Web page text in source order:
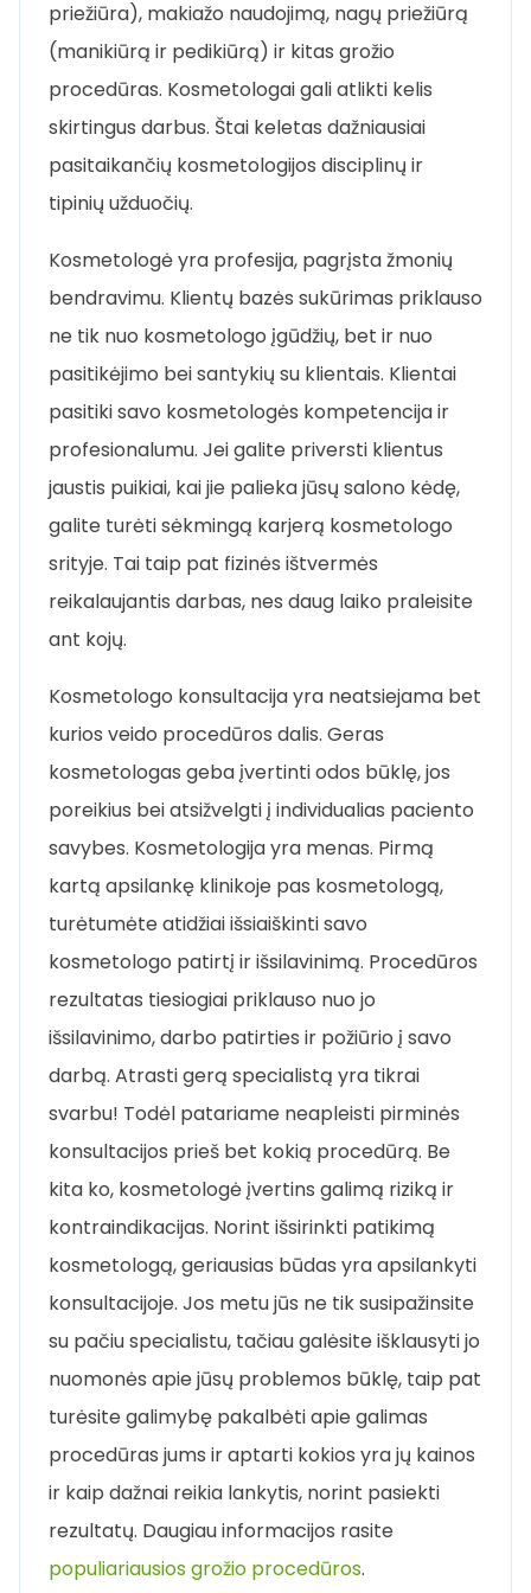
priežiūra), makiažo naudojimą, nagų priežiūrą
(manikiūrą ir pedikiūrą) ir kitas grožio
procedūras. Kosmetologai gali atlikti kelis
skirtingus darbus. Štai keletas dažniausiai
pasitaikančių kosmetologijos disciplinų ir
tipinių užduočių.
Kosmetologė yra profesija, pagrįsta žmonių
bendravimu. Klientų bazės sukūrimas priklauso
ne tik nuo kosmetologo įgūdžių, bet ir nuo
pasitikėjimo bei santykių su klientais. Klientai
pasitiki savo kosmetologės kompetencija ir
profesionalumu. Jei galite priversti klientus
jaustis puikiai, kai jie palieka jūsų salono kėdę,
galite turėti sėkmingą karjerą kosmetologo
srityje. Tai taip pat fizinės ištvermės
reikalaujantis darbas, nes daug laiko praleisite
ant kojų.
Kosmetologo konsultacija yra neatsiejama bet
kurios veido procedūros dalis. Geras
kosmetologas geba įvertinti odos būklę, jos
poreikius bei atsižvelgti į individualias paciento
savybes. Kosmetologija yra menas. Pirmą
kartą apsilankę klinikoje pas kosmetologą,
turėtumėte atidžiai išsiaiškinti savo
kosmetologo patirtį ir išsilavinimą. Procedūros
rezultatas tiesiogiai priklauso nuo jo
išsilavinimo, darbo patirties ir požiūrio į savo
darbą. Atrasti gerą specialistą yra tikrai
svarbu! Todėl patariame neapleisti pirminės
konsultacijos prieš bet kokią procedūrą. Be
kita ko, kosmetologė įvertins galimą riziką ir
kontraindikacijas. Norint išsirinkti patikimą
kosmetologą, geriausias būdas yra apsilankyti
konsultacijoje. Jos metu jūs ne tik susipažinsite
su pačiu specialistu, tačiau galėsite išklausyti jo
nuomonės apie jūsų problemos būklę, taip pat
turėsite galimybę pakalbėti apie galimas
procedūras jums ir aptarti kokios yra jų kainos
ir kaip dažnai reikia lankytis, norint pasiekti
rezultatų. Daugiau informacijos rasite
populiariausios grožio procedūros.